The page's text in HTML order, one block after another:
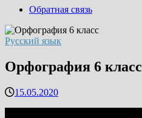
Обратная связь
Русский язык
Орфография 6 класс
15.05.2020